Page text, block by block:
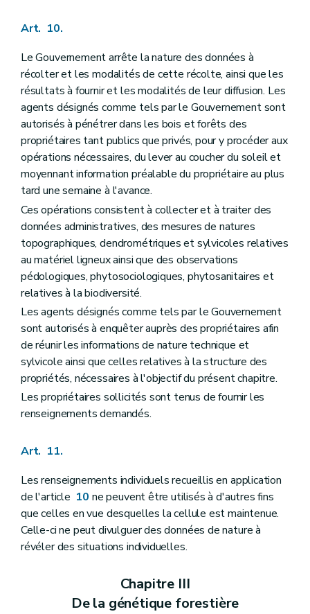
Art. 10.
Le Gouvernement arrête la nature des données à
récolter et les modalités de cette récolte, ainsi que les
résultats à fournir et les modalités de leur diffusion. Les
agents désignés comme tels par le Gouvernement sont
autorisés à pénétrer dans les bois et forêts des
propriétaires tant publics que privés, pour y procéder aux
opérations nécessaires, du lever au coucher du soleil et
moyennant information préalable du propriétaire au plus
tard une semaine à l'avance.
Ces opérations consistent à collecter et à traiter des
données administratives, des mesures de natures
topographiques, dendrométriques et sylvicoles relatives
au matériel ligneux ainsi que des observations
pédologiques, phytosociologiques, phytosanitaires et
relatives à la biodiversité.
Les agents désignés comme tels par le Gouvernement
sont autorisés à enquêter auprès des propriétaires afin
de réunir les informations de nature technique et
sylvicole ainsi que celles relatives à la structure des
propriétés, nécessaires à l'objectif du présent chapitre.
Les propriétaires sollicités sont tenus de fournir les
renseignements demandés.
Art. 11.
Les renseignements individuels recueillis en application
de l'article 10 ne peuvent être utilisés à d'autres fins
que celles en vue desquelles la cellule est maintenue.
Celle-ci ne peut divulguer des données de nature à
révéler des situations individuelles.
Chapitre III
De la génétique forestière